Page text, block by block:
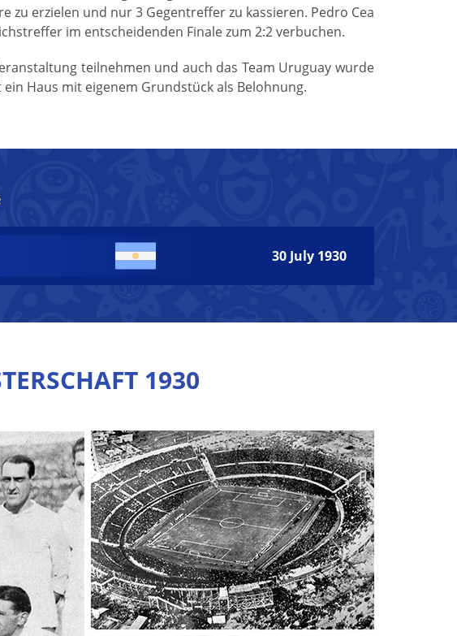
zu erzielen und nur 3 Gegentreffer zu kassieren. Pedro Cea
im entscheidenden Finale zum 2:2 verbuchen.
teilnehmen und auch das Team Uruguay wurde
Haus mit eigenem Grundstück als Belohnung.
30 July 1930
1930